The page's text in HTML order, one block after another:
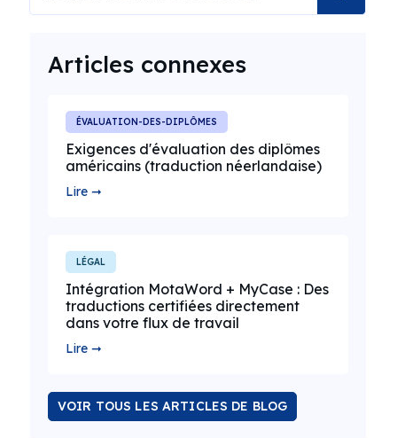
Articles connexes
ÉVALUATION-DES-DIPLÔMES
Exigences d'évaluation des diplômes
américains (traduction néerlandaise)
Lire ➞
LÉGAL
Intégration MotaWord + MyCase : Des
traductions certifiées directement
dans votre flux de travail
Lire ➞
VOIR TOUS LES ARTICLES DE BLOG